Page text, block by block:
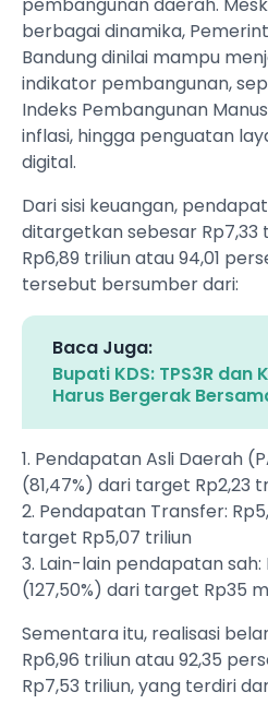
pembangunan daerah.
berbagai dinamika,
Bandung dinilai mampu
indikator pembangunan,
Indeks Pembangunan
inflasi, hingga penguatan
digital.
Dari sisi keuangan,
ditargetkan sebesar Rp7,33
Rp6,89 triliun atau 94,01
tersebut bersumber dari:
Baca Juga:
Bupati KDS: TPS3R dan
Harus Bergerak
1. Pendapatan Asli Daerah
(81,47%) dari target Rp2,23
2. Pendapatan Transfer:
target Rp5,07 triliun
3. Lain-lain pendapatan sah:
(127,50%) dari target Rp35
Sementara itu, realisasi
Rp6,96 triliun atau 92,35
Rp7,53 triliun, yang terdiri